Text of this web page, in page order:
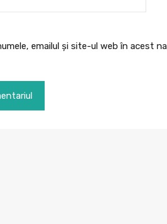
emailul și site-ul web în acest